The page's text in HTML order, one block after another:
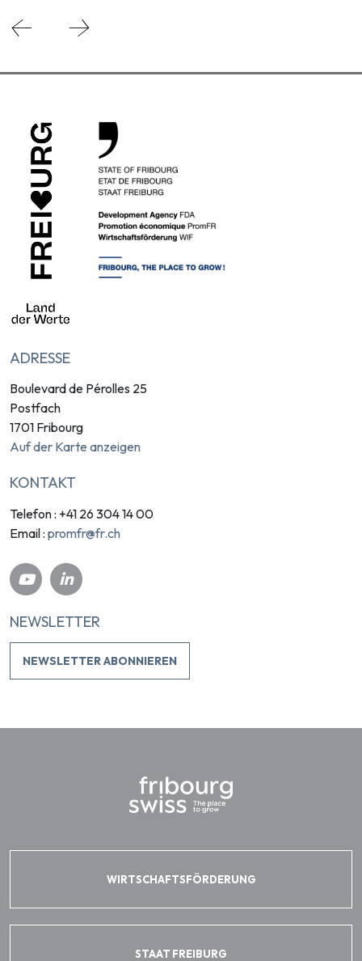
ADRESSE
Boulevard de Pérolles 25
Postfach
1701 Fribourg
Auf der Karte anzeigen
KONTAKT
Telefon : +41 26 304 14 00
Email : promfr@fr.ch
NEWSLETTER
NEWSLETTER ABONNIEREN
WIRTSCHAFTSFÖRDERUNG
STAAT FREIBURG